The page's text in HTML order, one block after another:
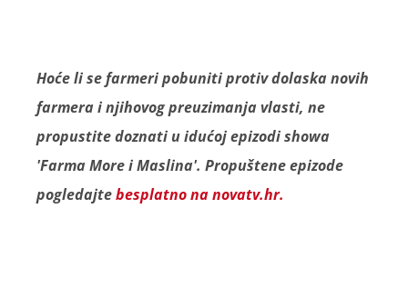
Hoće li se farmeri pobuniti protiv dolaska novih
farmera i njihovog preuzimanja vlasti, ne
propustite doznati u idućoj epizodi showa
'Farma More i Maslina'. Propuštene epizode
pogledajtebesplatno na novatv.hr.